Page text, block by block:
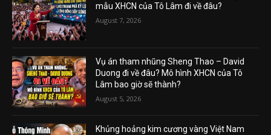
mẫu XHCN của Tô Lâm đi về đâu?
August 7, 2026
Vụ án tham nhũng Sheng Thao – David
Duong đi về đâu? Mô hình XHCN của Tô
Lâm bao giờ sẽ thành?
August 5, 2026
Khủng hoảng kim cương vàng Việt Nam